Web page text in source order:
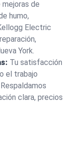
mejoras de
humo,
Electric
York.
Tu satisfacción
el trabajo
clara, precios